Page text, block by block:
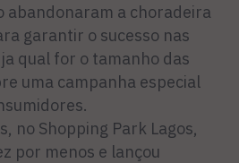
abandonaram a choradeira
garantir o sucesso nas
qual for o tamanho das
uma campanha especial
no Shopping Park Lagos,
por menos e lançou